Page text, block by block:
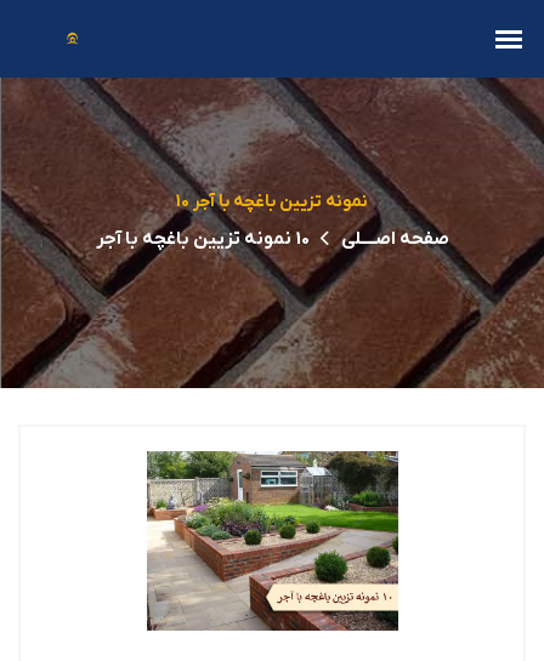
10 نمونه تزیین باغچه با آجر
صفحه اصــــلی 10 نمونه تزیین باغچه با آجر